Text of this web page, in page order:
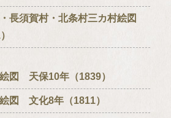
須賀村・北条村三カ村絵図
天保10年（1839）
文化8年（1811）